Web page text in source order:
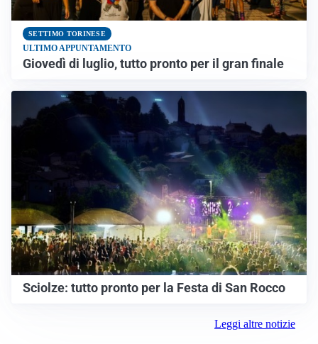
SETTIMO TORINESE
ULTIMO APPUNTAMENTO
Giovedì di luglio, tutto pronto per il gran finale
Sciolze: tutto pronto per la Festa di San Rocco
Leggi altre notizie